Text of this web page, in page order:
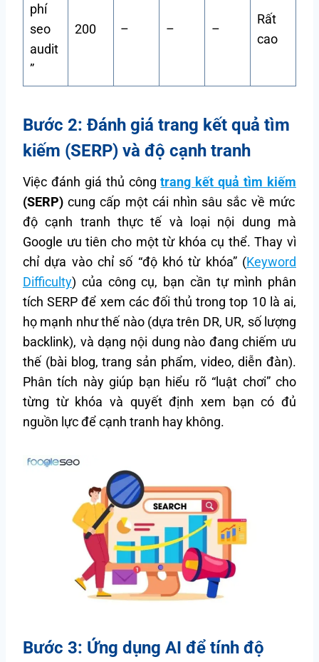
phí
seo
audit
”
200 – – –
Rất
cao
Bước 2: Đánh giá trang kết quả tìm
kiếm (SERP) và độ cạnh tranh
Việc đánh giá thủ côngtrang kết quả tìm kiếm
(SERP) cung cấp một cái nhìn sâu sắc về mức
độ cạnh tranh thực tế và loại nội dung mà
Google ưu tiên cho một từ khóa cụ thể. Thay vì
chỉ dựa vào chỉ số “độ khó từ khóa” (Keyword
Difficulty) của công cụ, bạn cần tự mình phân
tích SERP để xem các đối thủ trong top 10 là ai,
họ mạnh như thế nào (dựa trên DR, UR, số lượng
backlink), và dạng nội dung nào đang chiếm ưu
thế (bài blog, trang sản phẩm, video, diễn đàn).
Phân tích này giúp bạn hiểu rõ “luật chơi” cho
từng từ khóa và quyết định xem bạn có đủ
nguồn lực để cạnh tranh hay không.
Bước 3: Ứng dụng AI để tính độ